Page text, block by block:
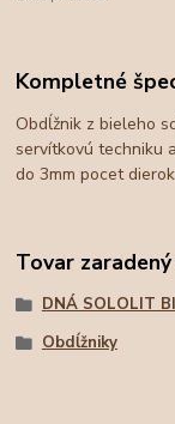
Kompletné
Obdĺžnik z bieleho
servítkovú techniku
do 3mm pocet
Tovar
DNÁ SOLOLIT
Obdĺžniky